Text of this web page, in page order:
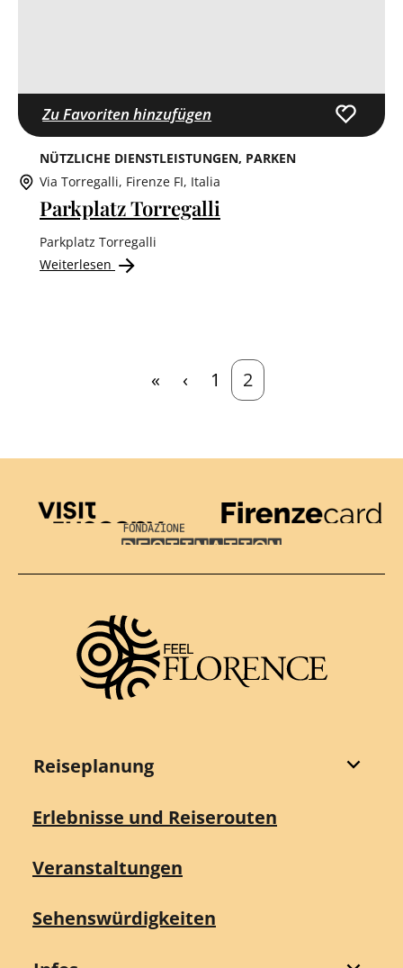
Zu Favoriten hinzufügen
NÜTZLICHE DIENSTLEISTUNGEN PARKEN
Via Torregalli, Firenze FI, Italia
Parkplatz Torregalli
Parkplatz Torregalli
Weiterlesen
Erste Seite
« Vorherige Seite
‹ Seite
1 Aktuelle Seite
2
Visit Tuscany
Firenze Card
Destination Florence
Reiseplanung
Erlebnisse und Reiserouten
Veranstaltungen
Sehenswürdigkeiten